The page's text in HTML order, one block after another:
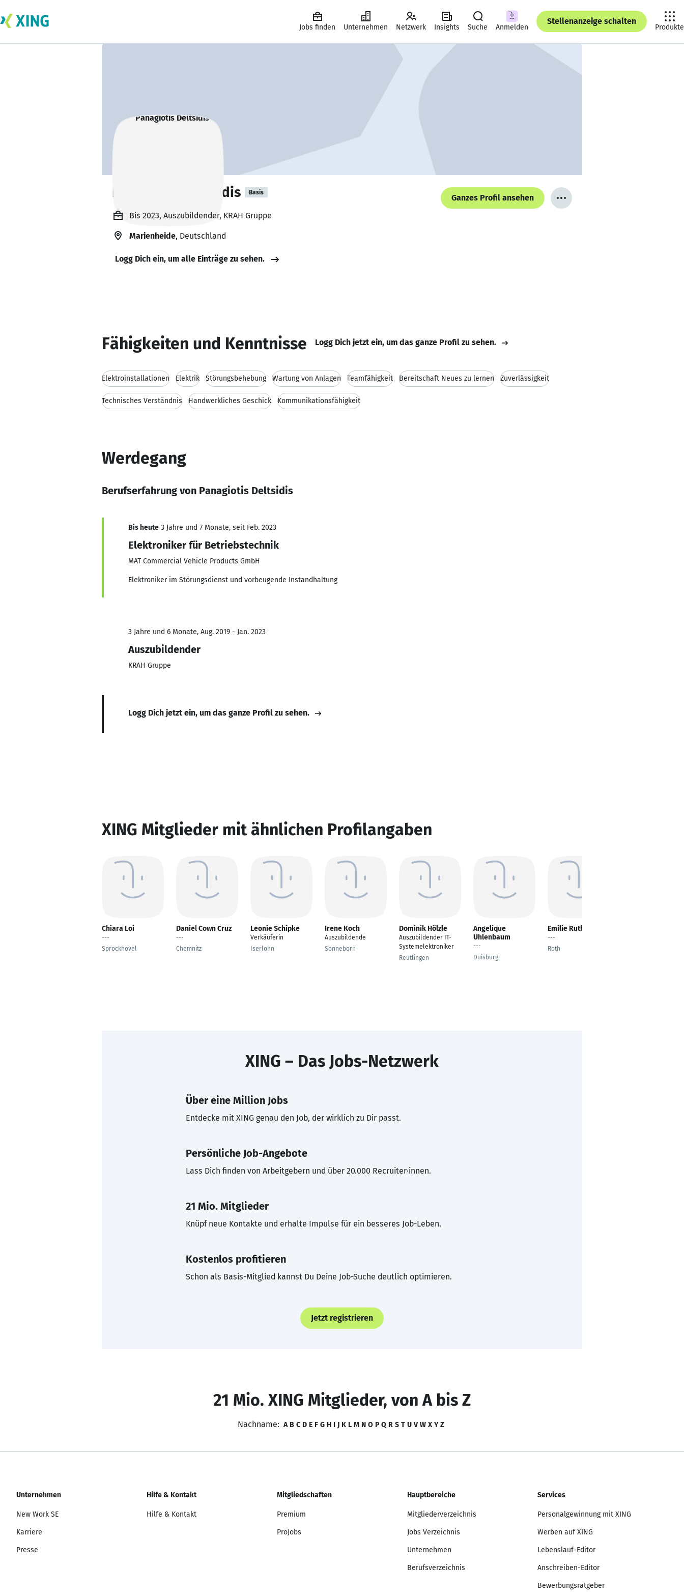
Jobs finden Unternehmen Netzwerk Insights Suche Anmelden
Stellenanzeige schalten
Produkte
Panagiotis Deltsidis Basis
Ganzes Profil ansehen
Bis 2023, Auszubildender, KRAH Gruppe
Marienheide, Deutschland
Logg Dich ein, um alle Einträge zu sehen.
Fähigkeiten und Kenntnisse Logg Dich jetzt ein, um das ganze Profil zu sehen.
Elektroinstallationen Elektrik Störungsbehebung Wartung von Anlagen Teamfähigkeit Bereitschaft Neues zu lernen Zuverlässigkeit
Technisches Verständnis Handwerkliches Geschick Kommunikationsfähigkeit
Werdegang
Berufserfahrung von Panagiotis Deltsidis
Bis heute 3 Jahre und 7 Monate, seit Feb. 2023
Elektroniker für Betriebstechnik
MAT Commercial Vehicle Products GmbH
Elektroniker im Störungsdienst und vorbeugende Instandhaltung
3 Jahre und 6 Monate, Aug. 2019 - Jan. 2023
Auszubildender
KRAH Gruppe
Logg Dich jetzt ein, um das ganze Profil zu sehen.
XING Mitglieder mit ähnlichen Profilangaben
Chiara Loi
---
Sprockhövel
Daniel Cown Cruz
---
Chemnitz
Leonie Schipke
Verkäuferin
Iserlohn
Irene Koch
Auszubildende
Sonneborn
Dominik Hölzle
Auszubildender IT-
Systemelektroniker
Reutlingen
Angelique
Uhlenbaum
---
Duisburg
Emilie Ruthardt
---
Roth
XING – Das Jobs-Netzwerk
Über eine Million Jobs
Entdecke mit XING genau den Job, der wirklich zu Dir passt.
Persönliche Job-Angebote
Lass Dich finden von Arbeitgebern und über 20.000 Recruiter·innen.
21 Mio. Mitglieder
Knüpf neue Kontakte und erhalte Impulse für ein besseres Job-Leben.
Kostenlos profitieren
Schon als Basis-Mitglied kannst Du Deine Job-Suche deutlich optimieren.
Jetzt registrieren
21 Mio. XING Mitglieder, von A bis Z
Nachname: A B C D E F G H I J K L M N O P Q R S T U V W X Y Z
Unternehmen
New Work SE
Karriere
Presse
Hilfe & Kontakt
Hilfe & Kontakt
Mitgliedschaften
Premium
ProJobs
Hauptbereiche
Mitgliederverzeichnis
Jobs Verzeichnis
Unternehmen
Berufsverzeichnis
Services
Personalgewinnung mit XING
Werben auf XING
Lebenslauf-Editor
Anschreiben-Editor
Bewerbungsratgeber